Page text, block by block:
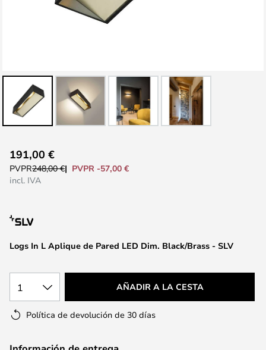
comienzo
galería
imágenes
Logs In L Aplique de Pared LED Dim. Black/Brass - SLV
191,00 €
PVPR248,00 €
PVPR -57,00 €
incl. IVA
1 AÑADIR A LA CESTA
Política de devolución de 30 días